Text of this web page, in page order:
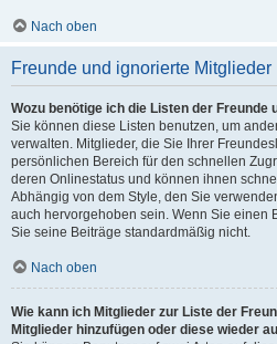
Nach oben
Freunde und ignorierte Mitglieder
Wozu benötige ich die Listen der Freunde
Sie können diese Listen benutzen, um
verwalten. Mitglieder, die Sie Ihrer
persönlichen Bereich für den schnellen
deren Onlinestatus und können ihnen
Abhängig von dem Style, den Sie
auch hervorgehoben sein. Wenn Sie einen
Sie seine Beiträge standardmäßig nicht.
Nach oben
Wie kann ich Mitglieder zur Liste der
Mitglieder hinzufügen oder diese wieder